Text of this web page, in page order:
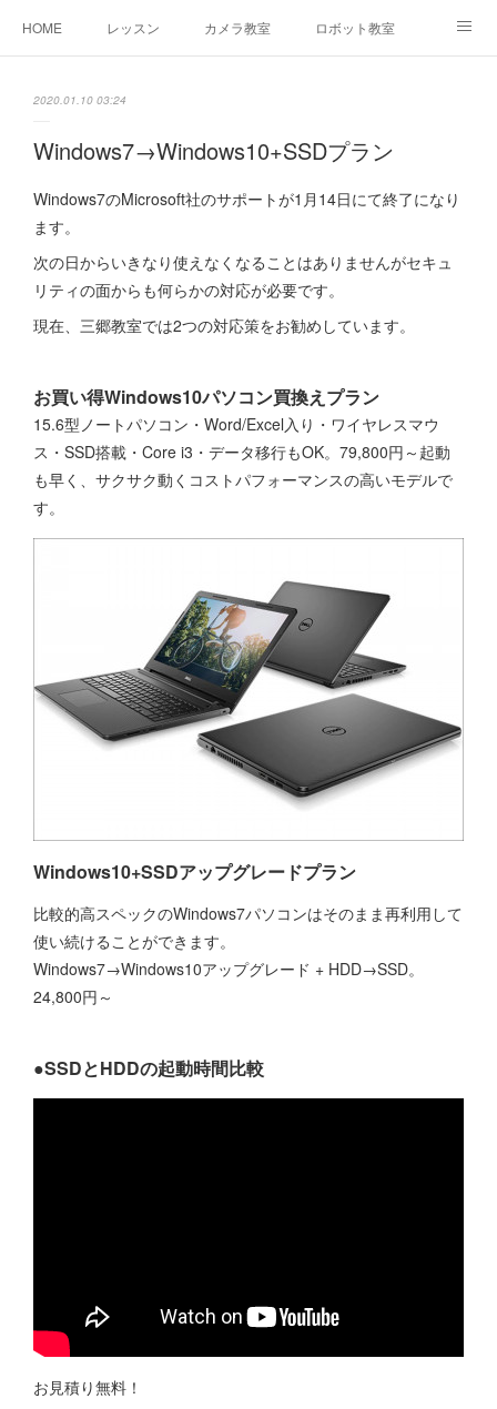
HOME レッスン カメラ教室 ロボット教室
2020.01.10 03:24
Windows7→Windows10+SSDプラン
Windows7のMicrosoft社のサポートが1月14日にて終了になり
ます。
次の日からいきなり使えなくなることはありませんがセキュ
リティの面からも何らかの対応が必要です。
現在、三郷教室では2つの対応策をお勧めしています。
お買い得Windows10パソコン買換えプラン
15.6型ノートパソコン・Word/Excel入り・ワイヤレスマウ
ス・SSD搭載・Core i3・データ移行もOK。79,800円～起動
も早く、サクサク動くコストパフォーマンスの高いモデルで
す。
Windows10+SSDアップグレードプラン
比較的高スペックのWindows7パソコンはそのまま再利用して
使い続けることができます。
Windows7→Windows10アップグレード + HDD→SSD。
24,800円～
●SSDとHDDの起動時間比較
お見積り無料！